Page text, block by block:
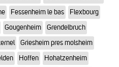
Fessenheim le bas
Flexbourg
Gougenheim
Grendelbruch
Griesheim pres molsheim
Hoffen
Hohatzenheim